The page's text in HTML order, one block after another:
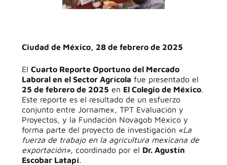
Ciudad de México, 28 de febrero de 2025
El Cuarto Reporte Oportuno del Mercado
Laboral en el Sector Agrícola fue presentado el
25 de febrero de 2025 en El Colegio de México.
Este reporte es el resultado de un esfuerzo
conjunto entre Jornamex, TPT Evaluación y
Proyectos, y la Fundación Novagob México y
forma parte del proyecto de investigación «La
fuerza de trabajo en la agricultura mexicana de
exportación», coordinado por el Dr. Agustín
Escobar Latapí.